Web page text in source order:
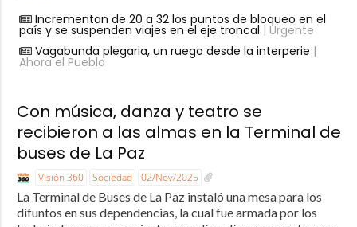
Incrementan de 20 a 32 los puntos de bloqueo en el
país y se suspenden viajes en el eje troncal | Urgente
Vagabunda plegaria, un ruego desde la interperie |
Ahora el Pueblo
Con música, danza y teatro se
recibieron a las almas en la Terminal de
buses de La Paz
Visión 360 Sociedad 02/Nov/2025
La Terminal de Buses de La Paz instaló una mesa para los
difuntos en sus dependencias, la cual fue armada por los